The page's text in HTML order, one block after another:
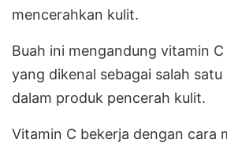
mencerahkan kulit.
Buah ini mengandung vitamin
yang dikenal sebagai salah
dalam produk pencerah kulit.
Vitamin C bekerja dengan cara